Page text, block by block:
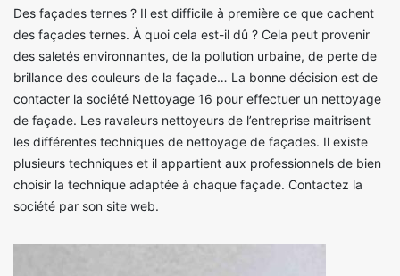
Des façades ternes ? Il est difficile à première ce que cachent
des façades ternes. À quoi cela est-il dû ? Cela peut provenir
des saletés environnantes, de la pollution urbaine, de perte de
brillance des couleurs de la façade… La bonne décision est de
contacter la société Nettoyage 16 pour effectuer un nettoyage
de façade. Les ravaleurs nettoyeurs de l’entreprise maitrisent
les différentes techniques de nettoyage de façades. Il existe
plusieurs techniques et il appartient aux professionnels de bien
choisir la technique adaptée à chaque façade. Contactez la
société par son site web.